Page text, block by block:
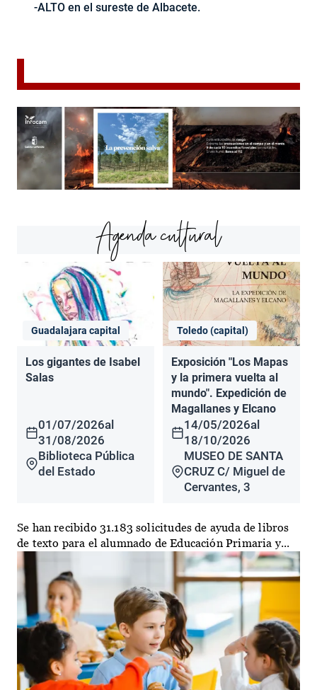
-ALTO en el sureste de Albacete.
Agenda cultural
Guadalajara capital
Los gigantes de Isabel
Salas
01/07/2026al
31/08/2026
Biblioteca Pública
del Estado
Toledo (capital)
Exposición "Los Mapas
y la primera vuelta al
mundo". Expedición de
Magallanes y Elcano
14/05/2026al
18/10/2026
MUSEO DE SANTA
CRUZ C/ Miguel de
Cervantes, 3
Se han recibido 31.183 solicitudes de ayuda de libros
de texto para el alumnado de Educación Primaria y...